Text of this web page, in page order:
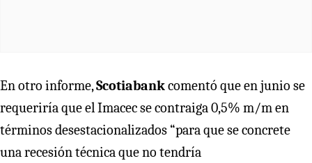
En otro informe,Scotiabankcomentó que en junio se
requeriría que el Imacec se contraiga 0,5% m/m en
términos desestacionalizados “para que se concrete
una recesión técnica que no tendría